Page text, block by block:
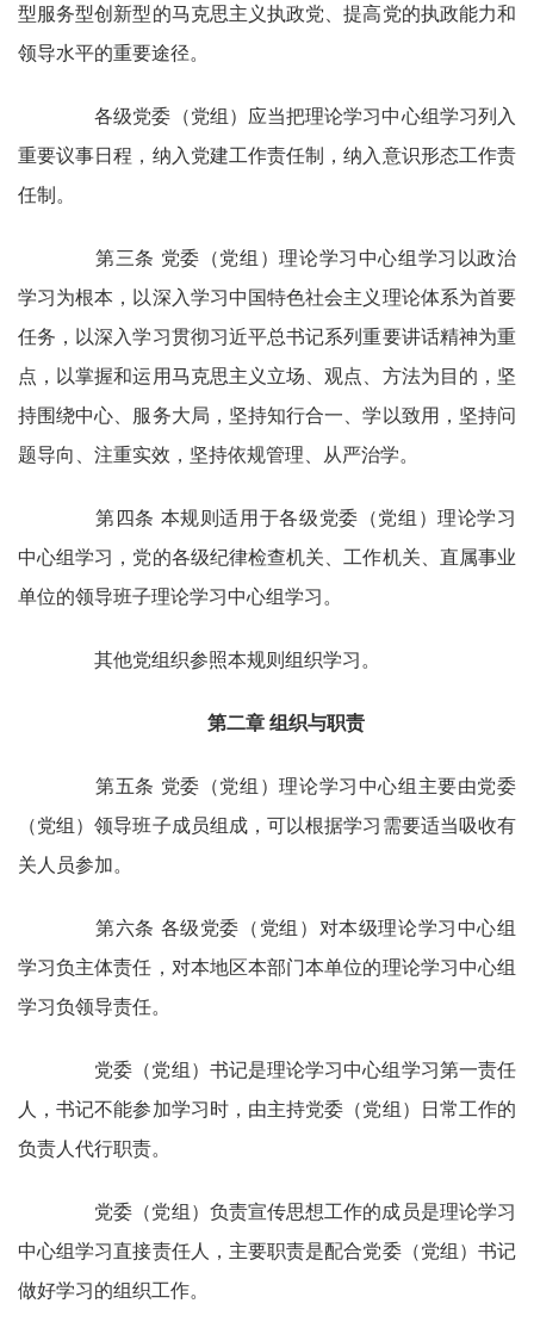
型服务型创新型的马克思主义执政党、提高党的执政能力和
领导水平的重要途径。
各级党委（党组）应当把理论学习中心组学习列入
重要议事日程，纳入党建工作责任制，纳入意识形态工作责
任制。
第三条 党委（党组）理论学习中心组学习以政治
学习为根本，以深入学习中国特色社会主义理论体系为首要
任务，以深入学习贯彻习近平总书记系列重要讲话精神为重
点，以掌握和运用马克思主义立场、观点、方法为目的，坚
持围绕中心、服务大局，坚持知行合一、学以致用，坚持问
题导向、注重实效，坚持依规管理、从严治学。
第四条 本规则适用于各级党委（党组）理论学习
中心组学习，党的各级纪律检查机关、工作机关、直属事业
单位的领导班子理论学习中心组学习。
其他党组织参照本规则组织学习。
第二章 组织与职责
第五条 党委（党组）理论学习中心组主要由党委
（党组）领导班子成员组成，可以根据学习需要适当吸收有
关人员参加。
第六条 各级党委（党组）对本级理论学习中心组
学习负主体责任，对本地区本部门本单位的理论学习中心组
学习负领导责任。
党委（党组）书记是理论学习中心组学习第一责任
人，书记不能参加学习时，由主持党委（党组）日常工作的
负责人代行职责。
党委（党组）负责宣传思想工作的成员是理论学习
中心组学习直接责任人，主要职责是配合党委（党组）书记
做好学习的组织工作。